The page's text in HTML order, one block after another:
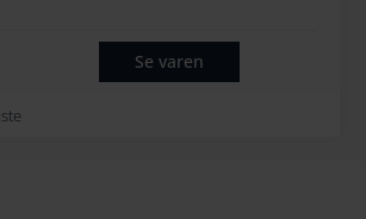
Se varen